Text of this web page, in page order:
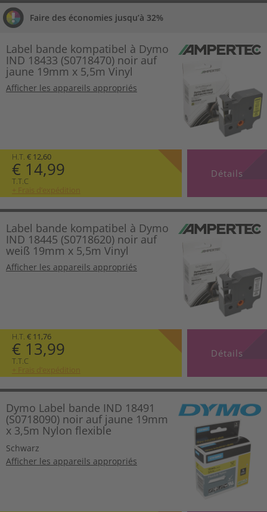
Faire des économies jusqu’à 32%
Label bande kompatibel à Dymo
IND 18433 (S0718470) noir auf
jaune 19mm x 5,5m Vinyl
Afficher les appareils appropriés
H.T. € 12,60
€ 14,99
T.T.C
+ Frais d’expédition
Détails
Label bande kompatibel à Dymo
IND 18445 (S0718620) noir auf
weiß 19mm x 5,5m Vinyl
Afficher les appareils appropriés
H.T. € 11,76
€ 13,99
T.T.C
+ Frais d’expédition
Détails
Dymo Label bande IND 18491
(S0718090) noir auf jaune 19mm
x 3,5m Nylon flexible
Schwarz
Afficher les appareils appropriés